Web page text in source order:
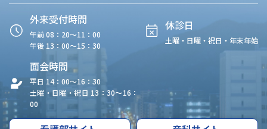
外来受付時間
午前 08：20〜11：00
午後 13：00〜15：30
休診日
土曜・日曜・祝日・年末年始
面会時間
平日 14：00〜16：30
土曜・日曜・祝日 13：30〜16：
00